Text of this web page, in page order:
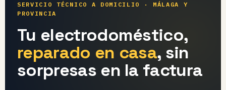
SERVICIO TÉCNICO A DOMICILIO · MÁLAGA Y
PROVINCIA
Tu electrodoméstico,
reparado en casa, sin
sorpresas en la factura